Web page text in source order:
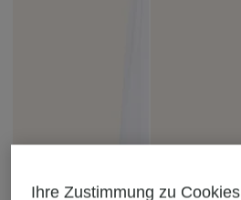
Ihre Zustimmung zu Cookies